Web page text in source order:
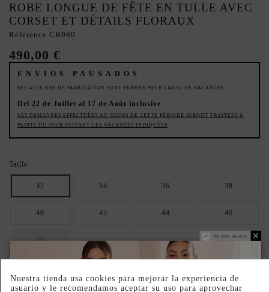
ROBE LONGUE DE FÊTE EN TULLE AVEC
CORSET ET DÉTAILS FLORAUX
Référence CB080
490,00 €
ENVIOS PAUSADOS
SES ATELIERS DE FABRICATION SONT FERMÉS POUR CAUSE DE VACANCES
Del 22 de Juillet al 17 de Août inclusive
LES DEMANDES EFFECTUÉES AU COURS DE CETTE PÉRIODE SERONT TRAITÉES À
PARTIR DU JOUR SUIVANT LES VACANCES INDIQUÉES
Taille
32 34 36 38
40 42 44 46
48
Noir mentheRose poudré
MauveBleu Vert foncé
Ne plus montrer.
Nuestra tienda usa cookies para mejorar la experiencia de
usuario y le recomendamos aceptar su uso para aprovechar